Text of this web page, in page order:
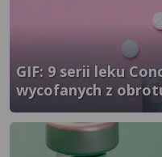
}" />
GIF: 9 serii leku
wycofanych z